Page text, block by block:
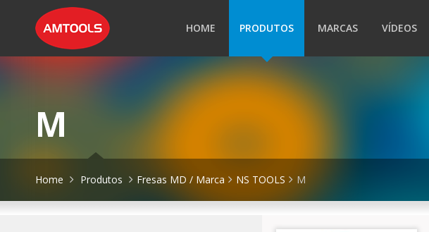
HOME PRODUTOS MARCAS VÍDEOS
M
Home Produtos Fresas MD / Marca NS TOOLS M